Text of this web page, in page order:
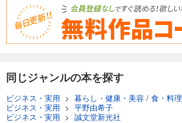
同じジャンルの本を探す
ビジネス・実用 > 暮らし・健康・美容 / 食・料理
ビジネス・実用 > 平野由希子
ビジネス・実用 > 誠文堂新光社